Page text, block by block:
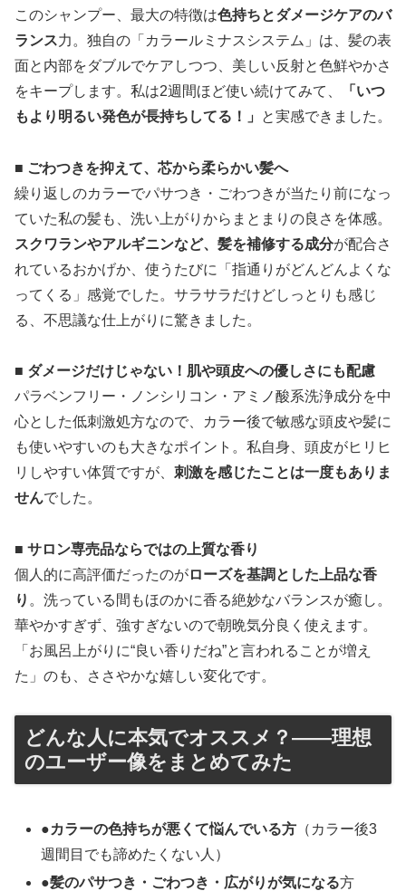
このシャンプー、最大の特徴は色持ちとダメージケアのバ
ランス力。独自の「カラールミナスシステム」は、髪の表
面と内部をダブルでケアしつつ、美しい反射と色鮮やかさ
をキープします。私は2週間ほど使い続けてみて、
「いつ
もより明るい発色が長持ちしてる！」
と実感できました。
■ ごわつきを抑えて、芯から柔らかい髪へ
繰り返しのカラーでパサつき・ごわつきが当たり前になっ
ていた私の髪も、洗い上がりからまとまりの良さを体感。
スクワランやアルギニンなど、髪を補修する成分が配合さ
れているおかげか、使うたびに「指通りがどんどんよくな
ってくる」感覚でした。サラサラだけどしっとりも感じ
る、不思議な仕上がりに驚きました。
■ ダメージだけじゃない！肌や頭皮への優しさにも配慮
パラベンフリー・ノンシリコン・アミノ酸系洗浄成分を中
心とした低刺激処方なので、カラー後で敏感な頭皮や髪に
も使いやすいのも大きなポイント。私自身、頭皮がヒリヒ
リしやすい体質ですが、 刺激を感じたことは一度もありま
せんでした。
■ サロン専売品ならではの上質な香り
個人的に高評価だったのがローズを基調とした上品な香
り 。洗っている間もほのかに香る絶妙なバランスが癒し。
華やかすぎず、強すぎないので朝晩気分良く使えます。
「お風呂上がりに“良い香りだね”と言われることが増え
た」のも、ささやかな嬉しい変化です。
どんな人に本気でオススメ？――理想
のユーザー像をまとめてみた
●カラーの色持ちが悪くて悩んでいる方 （カラー後3
週間目でも諦めたくない人）
●髪のパサつき・ごわつき・広がりが気になる方